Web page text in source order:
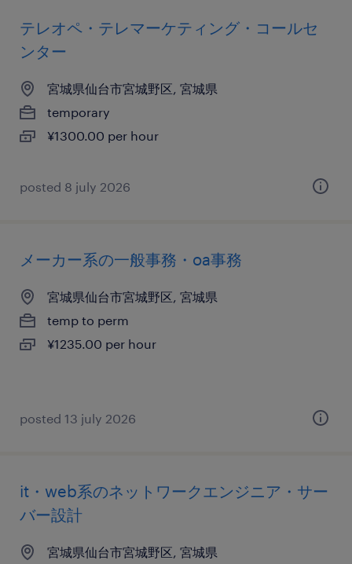
テレオペ・テレマーケティング・コールセ
ンター
宮城県仙台市宮城野区, 宮城県
temporary
¥1300.00 per hour
posted 8 july 2026
メーカー系の一般事務・oa事務
宮城県仙台市宮城野区, 宮城県
temp to perm
¥1235.00 per hour
posted 13 july 2026
it・web系のネットワークエンジニア・サー
バー設計
宮城県仙台市宮城野区, 宮城県